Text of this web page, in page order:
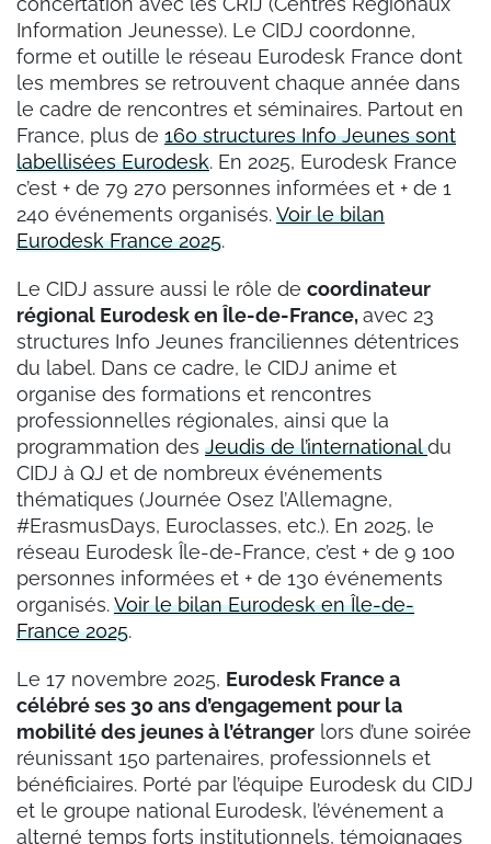
Information Jeunesse). Le CIDJ coordonne,
forme et outille le réseau Eurodesk France dont
les membres se retrouvent chaque année dans
le cadre de rencontres et séminaires. Partout en
France, plus de 160 structures Info Jeunes sont
labellisées Eurodesk. En 2025, Eurodesk France
c’est + de 79 270 personnes informées et + de 1
240 événements organisés.Voir le bilan
Eurodesk France 2025.
Le CIDJ assure aussi le rôle de coordinateur
régional Eurodesk en Île-de-France,avec 23
structures Info Jeunes franciliennes détentrices
du label. Dans ce cadre, le CIDJ anime et
organise des formations et rencontres
professionnelles régionales, ainsi que la
programmation des Jeudis de l’internationaldu
CIDJ à QJ et de nombreux événements
thématiques (Journée Osez l’Allemagne,
#ErasmusDays, Euroclasses, etc.). En 2025, le
réseau Eurodesk Île-de-France, c’est + de 9 100
personnes informées et + de 130 événements
organisés.Voir le bilan Eurodesk en Île-de-
France 2025.
Le 17 novembre 2025, Eurodesk France a
célébré ses 30 ans d’engagement pour la
mobilité des jeunes à l’étranger lors d’une soirée
réunissant 150 partenaires, professionnels et
bénéficiaires. Porté par l’équipe Eurodesk du CIDJ
et le groupe national Eurodesk, l’événement a
alterné temps forts institutionnels, témoignages